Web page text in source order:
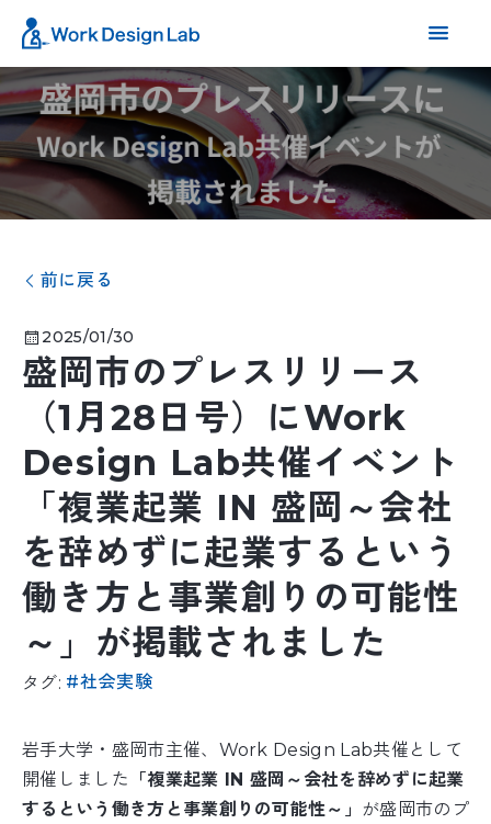
前に戻る
2025/01/30
盛岡市のプレスリリース
（1月28日号）にWork
Design Lab共催イベント
「複業起業 IN 盛岡～会社
を辞めずに起業するという
働き方と事業創りの可能性
～」が掲載されました
タグ: 社会実験
岩手大学・盛岡市主催、Work Design Lab共催として
開催しました
「複業起業 IN 盛岡～会社を辞めずに起業
するという働き方と事業創りの可能性～」 が盛岡市のプ